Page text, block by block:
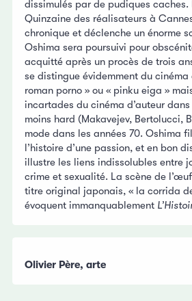
dissimulés par de pudiques caches.
Quinzaine des réalisateurs à
chronique et déclenche un énorme
Oshima sera poursuivi pour
acquitté après un procès de trois
se distingue évidemment du
roman porno » ou « pinku eiga »
incartades du cinéma d’auteur
moins hard (Makavejev, Bertolucci,
mode dans les années 70. Oshima
l’histoire d’une passion, et en bon
illustre les liens indissolubles entre
crime et sexualité. La scène de
titre original japonais, « la corrida
évoquent immanquablement
Olivier Père, arte